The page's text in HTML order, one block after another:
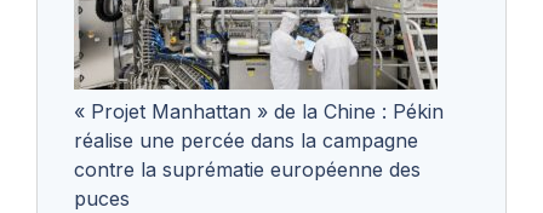
« Projet Manhattan » de la Chine : Pékin
réalise une percée dans la campagne
contre la suprématie européenne des
puces